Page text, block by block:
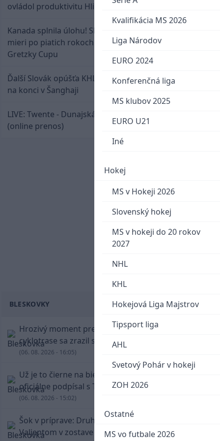
Kvalifikácia MS 2026
Liga Národov
EURO 2024
Konferenčná liga
MS klubov 2025
EURO U21
Iné
Hokej
MS v Hokeji 2026
Slovenský hokej
MS v hokeji do 20 rokov
2027
NHL
KHL
Hokejová Liga Majstrov
Tipsport liga
AHL
Svetový Pohár v hokeji
ZOH 2026
Ostatné
MS vo futbale 2026
ovládol produktivitu Hlinka Gretzky Cupu
Kanada splnila úlohu! Slovenská osemnástka
mieri po piatich rokoch do semifinále Hlinka
Gretzky Cupu
Ďalší Slovák opúšťa KHL. Patrik Rybár sa dohodol
na konci v Šanghaji
LIVE: Twente - Dunajská Streda / Konferenčná liga
(online prenos)
BLESKOVKY
Hrozivý moment pre Zdena Cháru! Na
cyklotrase sa zrazil s bežcom
(06. 08. 2026 - 16:05)
Už je to čierne na bielom: Mohamed Salah
oficiálne podpísal s Trabzonsporom
(06. 08. 2026 - 15:02)
Šok v príprave: Druholigová Mallorca s
Valjentom v zostave zdolala PSG